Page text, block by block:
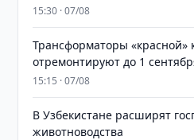
15:30 · 07/08
Трансформаторы «красной»
отремонтируют до 1
15:15 · 07/08
В Узбекистане расширят
животноводства